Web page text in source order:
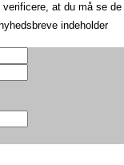
at du må se
indeholder